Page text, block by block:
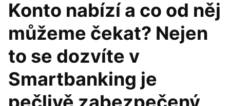
Konto nabízí a co od něj
můžeme čekat? Nejen
to se dozvíte v
Smartbanking je